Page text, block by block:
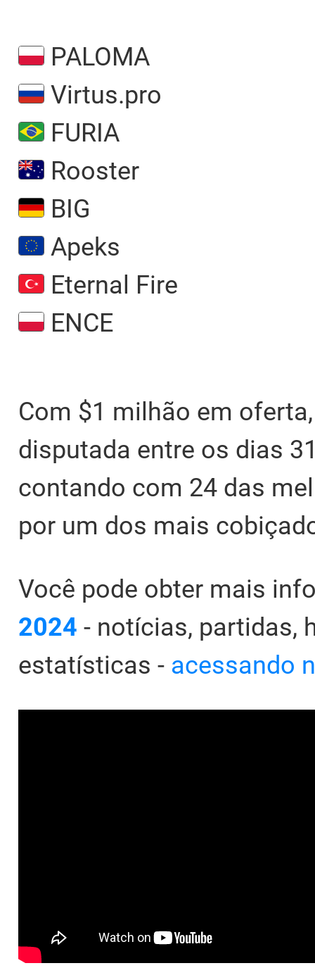
PALOMA
Virtus.pro
FURIA
Rooster
BIG
Apeks
Eternal Fire
ENCE
Com $1 milhão em
disputada entre os dias
contando com 24 das
por um dos mais
Você pode obter mais
2024 - notícias, partidas,
estatísticas - acessando